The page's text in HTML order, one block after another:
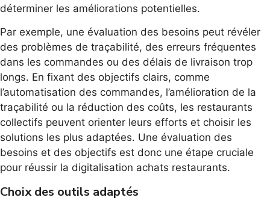
déterminer les améliorations potentielles.
Par exemple, une évaluation des besoins peut révéler
des problèmes de traçabilité, des erreurs fréquentes
dans les commandes ou des délais de livraison trop
longs. En fixant des objectifs clairs, comme
l’automatisation des commandes, l’amélioration de la
traçabilité ou la réduction des coûts, les restaurants
collectifs peuvent orienter leurs efforts et choisir les
solutions les plus adaptées. Une évaluation des
besoins et des objectifs est donc une étape cruciale
pour réussir la digitalisation achats restaurants.
Choix des outils adaptés